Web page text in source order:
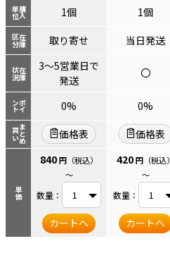
購入
単位
在庫
区分
在庫
状況
ポイ
ント
まとめ
買い
単価
1個 1個
取り寄せ
当日発送
3～5営業日で
発送
〇
0%
0%
価格表
価格表
840円 （税込）
～
数量：
カートへ
420円 （税込）
～
数量：
カートへ